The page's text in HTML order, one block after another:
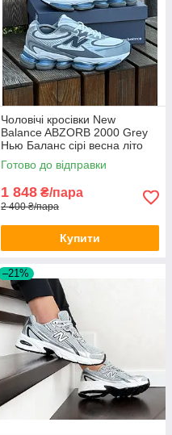
Чоловічі кросівки New
Balance ABZORB 2000 Grey
Нью Баланс сірі весна літо
Готово до відправки
1 848 ₴/пара
2 400 ₴/пара
Купити
–21%